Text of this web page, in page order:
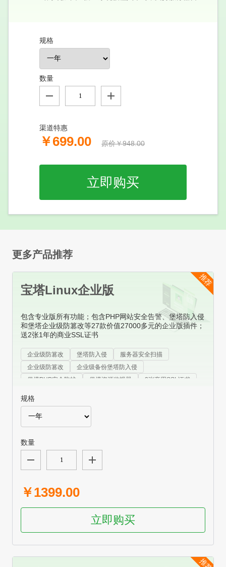
规格
数量
渠道特惠
￥699.00 原价￥948.00
立即购买
更多产品推荐
推荐
宝塔Linux企业版
包含专业版所有功能；包含PHP网站安全告警、堡塔防入侵
和堡塔企业级防篡改等27款价值27000多元的企业版插件；
送2张1年的商业SSL证书
企业级防篡改 堡塔防入侵
服务器安全扫描
企业级防篡改
企业级备份堡塔防入侵
堡塔PHP安全防护
堡塔资源监视器
2张商用SSL证书
规格
数量
￥1399.00
立即购买